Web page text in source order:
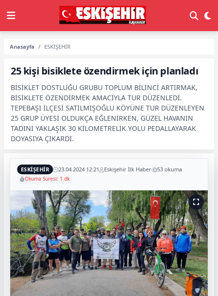
Anasayfa ESKİŞEHİR
25 kişi bisiklete özendirmek için planladı
BİSİKLET DOSTLUĞU GRUBU TOPLUM BİLİNCİ ARTIRMAK,
BİSİKLETE ÖZENDİRMEK AMACIYLA TUR DÜZENLEDİ.
TEPEBAŞI İLÇESİ SATILMIŞOĞLU KÖYÜNE TUR DÜZENLEYEN
25 GRUP ÜYESİ OLDUKÇA EĞLENİRKEN, GÜZEL HAVANIN
TADINI YAKLAŞIK 30 KİLOMETRELİK YOLU PEDALLAYARAK
DOYASIYA ÇIKARDI.
ESKİŞEHİR 23.04.2024 12:21 Eskişehir İlk Haber 53 okuma
Okuma Süresi: 1 dk